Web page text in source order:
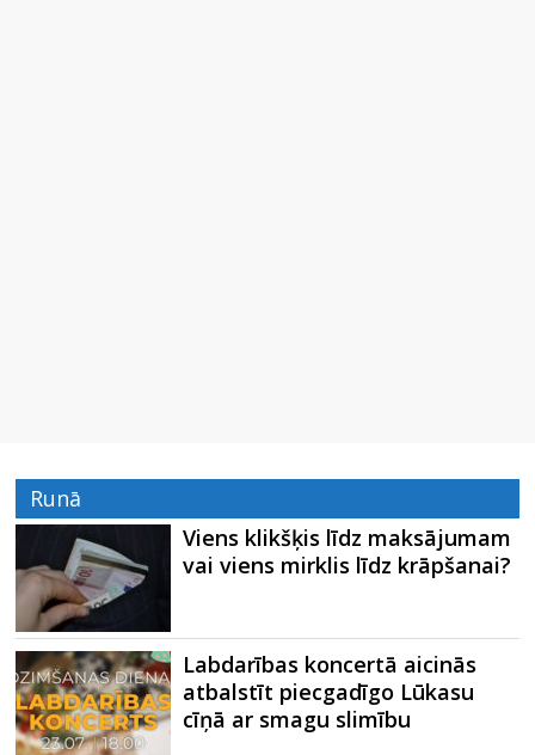
Runā
Viens klikšķis līdz maksājumam
vai viens mirklis līdz krāpšanai?
Labdarības koncertā aicinās
atbalstīt piecgadīgo Lūkasu
cīņā ar smagu slimību